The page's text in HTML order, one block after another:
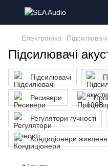
Електроніка
Підсилювачі
Підсилювачі
Ресивери
Регулятори гучності
Кондиціонери